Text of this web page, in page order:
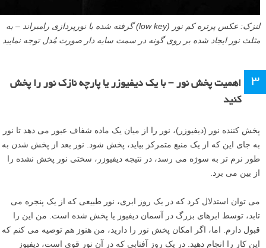
لنزک: عکس پرتره کم نور (low key) گرفته شده با نورپردازی رامبراند – به
مثلث نور ایجاد شده بر روی گونه در سمت سایه دار صورت مُدل توجه نمایید
۳
اهمیت پخش نور – با یک دیفیوزر یا پارچه نازک نور را پخش
کنید
پخش کننده نور (دیفیوزر)، نور را از میان یک ماده شفاف عبور می دهد تا نور
به جای این که از یک منبع متمرکز بیاید، پخش شود. نور بعد از پخش شدن به
طور نرم تر به سوژه می رسد، در نتیجه دیفیوزر، سختی نور پخش نشده را
از بین می برد.
می توان استدلال کرد که در یک روز ابری، نور طبیعی که از یک پنجره می
تابد، توسط ابرهای بزرگ در آسمان دیفیوز یا پخش شده است. من این را
قبول دارم. اما، اگر امکان پخش نور را دارید، من هنوز هم توصیه می کنم که
این کار را انجام دهید. در یک روز آفتابی که در آن نور قوی است، دیفیوز